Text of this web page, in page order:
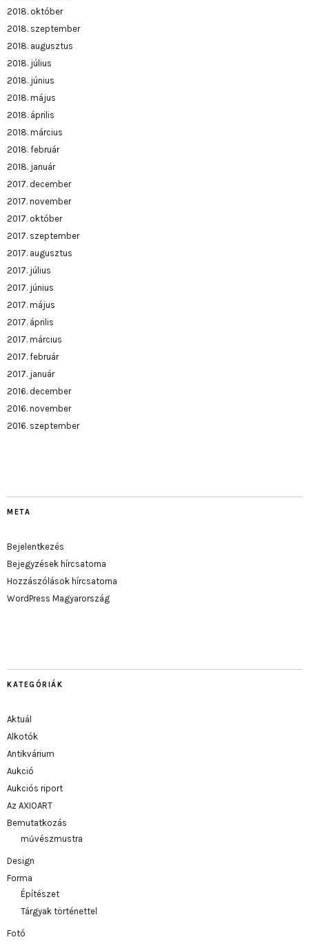
2018. október
2018. szeptember
2018. augusztus
2018. július
2018. június
2018. május
2018. április
2018. március
2018. február
2018. január
2017. december
2017. november
2017. október
2017. szeptember
2017. augusztus
2017. július
2017. június
2017. május
2017. április
2017. március
2017. február
2017. január
2016. december
2016. november
2016. szeptember
META
Bejelentkezés
Bejegyzések hírcsatorna
Hozzászólások hírcsatorna
WordPress Magyarország
KATEGÓRIÁK
Aktuál
Alkotók
Antikvárium
Aukció
Aukciós riport
Az AXIOART
Bemutatkozás
művészmustra
Design
Forma
Építészet
Tárgyak történettel
Fotó